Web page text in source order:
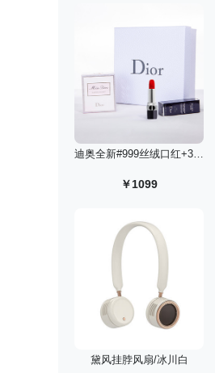
迪奥全新#999丝绒口红+30ml花漾淡香水礼盒
￥1099
黛风挂脖风扇/冰川白